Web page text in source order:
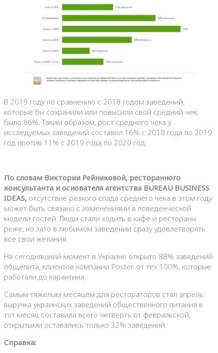
В 2019 году по сравнению с 2018 годом заведений,
которые бы сохранили или повысили свой средний чек,
было 86%. Таким образом, рост среднего чека у
исследуемых заведений составил 16% с 2018 года по 2019
год против 11% с 2019 года по 2020 год.
По словам Виктории Рейниковой, ресторанного
консультанта и основателя агентства BUREAU BUSINESS
IDEAS, отсутствие резкого спада среднего чека в этом году
может быть связано с изменениями в поведенческой
модели гостей. Люди стали ходить в кафе и рестораны
реже, но зато в любимом заведении сразу удовлетворять
все свои желания.
На сегодняшний момент в Украине открыто 88% заведений
общепита, клиентов компании Poster, от тех 100%, которые
работали до карантина.
Самым тяжелым месяцем для рестораторов стал апрель:
выручка украинских заведений общественного питания в
тот месяц составила всего четверть от февральской,
открытыми оставались только 32% заведений.
Справка: